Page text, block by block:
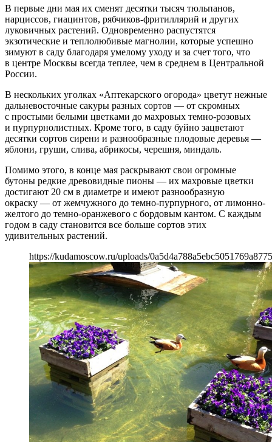
В первые дни мая их сменят десятки тысяч тюльпанов,
нарциссов, гиацинтов, рябчиков-фритиллярий и других
луковичных растений. Одновременно распустятся
экзотические и теплолюбивые магнолии, которые успешно
зимуют в саду благодаря умелому уходу и за счет того, что
в центре Москвы всегда теплее, чем в среднем в Центральной
России.
В нескольких уголках «Аптекарского огорода» цветут нежные
дальневосточные сакуры разных сортов — от скромных
с простыми белыми цветками до махровых темно-розовых
и пурпурнолистных. Кроме того, в саду буйно зацветают
десятки сортов сирени и разнообразные плодовые деревья —
яблони, груши, слива, абрикосы, черешня, миндаль.
Помимо этого, в конце мая раскрывают свои огромные
бутоны редкие древовидные пионы — их махровые цветки
достигают 20 см в диаметре и имеют разнообразную
окраску — от жемчужного до темно-пурпурного, от лимонно-
желтого до темно-оранжевого с бордовым кантом. С каждым
годом в саду становится все больше сортов этих
удивительных растений.
https://kudamoscow.ru/uploads/